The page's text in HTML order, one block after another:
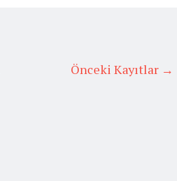
Önceki Kayıtlar →